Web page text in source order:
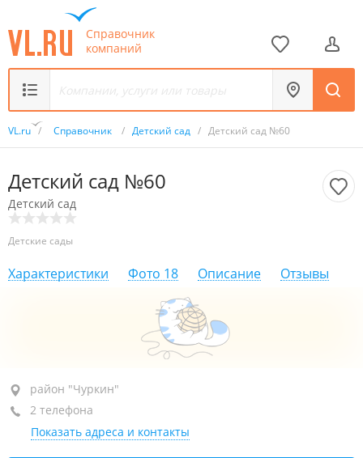
Справочник
компаний
VL.ru / Справочник / Детский сад / Детский сад №60
Детский сад №60
Детский сад
Детские сады
Характеристики Фото 18 Описание Отзывы
район "Чуркин", ул. Пихтовая, 14
+7 (423) 227-09-57
+7 (423) 227-08-71вахта
район "Чуркин"
2 телефона
Показать адреса и контакты